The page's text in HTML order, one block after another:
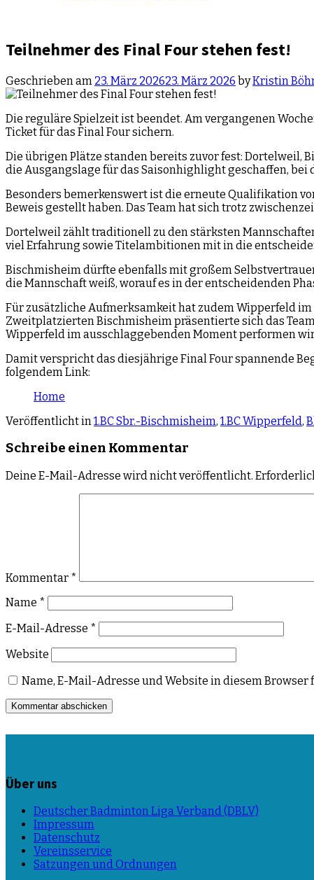
Teilnehmer des Final Four stehen fest!
Geschrieben am 23. März 202623. März 2026 byKristin
Die reguläre Spielzeit ist beendet. Am vergangenen
Ticket für das Final Four sichern.
Die übrigen Plätze standen bereits zuvor fest:
die Ausgangslage für das Saisonhighlight geschaffen,
Besonders bemerkenswert ist die erneute Qualifikation
Beweis gestellt haben. Das Team hat sich trotz
Dortelweil zählt traditionell zu den stärksten
viel Erfahrung sowie Titelambitionen mit in die
Bischmisheim dürfte ebenfalls mit großem
die Mannschaft weiß, worauf es in der entscheidenden
Für zusätzliche Aufmerksamkeit hat zudem Wipperfeld
Zweitplatzierten Bischmisheim präsentierte sich das
Wipperfeld im ausschlaggebenden Moment performen
Damit verspricht das diesjährige Final Four spannende
folgendem Link:
Home
Veröffentlicht in 1.BC Sbr.-Bischmisheim, 1.BC Wipperfeld,
Schreibe einen Kommentar
Deine E-Mail-Adresse wird nicht veröffentlicht.
Kommentar *
Name *
E-Mail-Adresse *
Website
Name, E-Mail-Adresse und Website in diesem
Über uns
Deutscher Badminton Liga Verband (DBLV)
Impressum
Datenschutz
Vereinsservice
Satzungen und Ordnungen